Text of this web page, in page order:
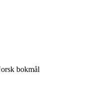
bokmål